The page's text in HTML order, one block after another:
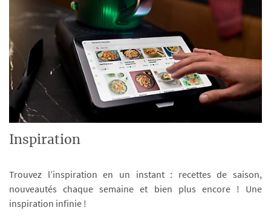
Inspiration
Trouvez l’inspiration en un instant : recettes de saison,
nouveautés chaque semaine et bien plus encore ! Une
inspiration infinie !